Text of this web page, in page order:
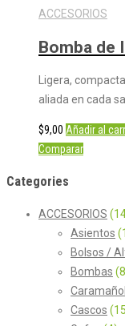
ACCESORIOS
Bomba de
Ligera,
aliada en cada
$9,00 Añadir al
Comparar
Categories
ACCESORIOS
Asientos
Bolsos /
Bombas
Cascos